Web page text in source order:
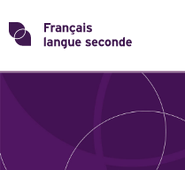
Skip
toTransformons
THÈMES